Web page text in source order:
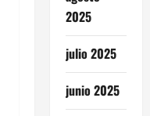
2025
julio 2025
junio 2025